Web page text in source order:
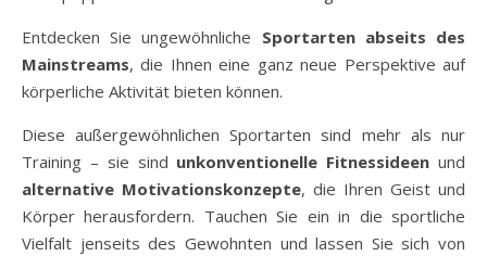
Entdecken Sie ungewöhnliche Sportarten abseits des
Mainstreams, die Ihnen eine ganz neue Perspektive auf
körperliche Aktivität bieten können.
Diese außergewöhnlichen Sportarten sind mehr als nur
Training – sie sind unkonventionelle Fitnessideen und
alternative Motivationskonzepte, die Ihren Geist und
Körper herausfordern. Tauchen Sie ein in die sportliche
Vielfalt jenseits des Gewohnten und lassen Sie sich von